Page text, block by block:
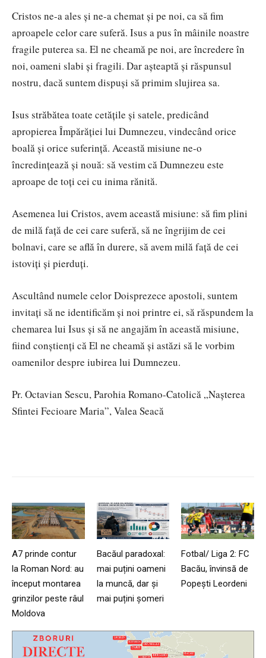
Cristos ne-a ales și ne-a chemat și pe noi, ca să fim
aproapele celor care suferă. Isus a pus în mâinile noastre
fragile puterea sa. El ne cheamă pe noi, are încredere în
noi, oameni slabi și fragili. Dar așteaptă și răspunsul
nostru, dacă suntem dispuși să primim slujirea sa.
Isus străbătea toate cetățile și satele, predicând
apropierea Împărăției lui Dumnezeu, vindecând orice
boală și orice suferință. Această misiune ne-o
încredințează și nouă: să vestim că Dumnezeu este
aproape de toți cei cu inima rănită.
Asemenea lui Cristos, avem această misiune: să fim plini
de milă față de cei care suferă, să ne îngrijim de cei
bolnavi, care se află în durere, să avem milă față de cei
istoviți și pierduți.
Ascultând numele celor Doisprezece apostoli, suntem
invitați să ne identificăm și noi printre ei, să răspundem la
chemarea lui Isus și să ne angajăm în această misiune,
fiind conștienți că El ne cheamă și astăzi să le vorbim
oamenilor despre iubirea lui Dumnezeu.
Pr. Octavian Sescu, Parohia Romano-Catolică „Nașterea
Sfintei Fecioare Maria”, Valea Seacă
A7 prinde contur
la Roman Nord: au
început montarea
grinzilor peste râul
Moldova
Bacăul paradoxal:
mai puțini oameni
la muncă, dar și
mai puțini șomeri
Fotbal/ Liga 2: FC
Bacău, învinsă de
Popești Leordeni